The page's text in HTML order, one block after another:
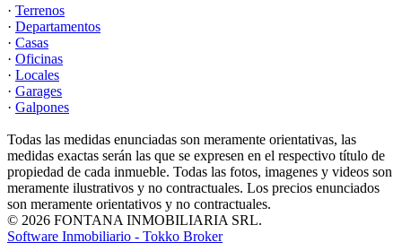
· Terrenos
· Departamentos
· Casas
· Oficinas
· Locales
· Garages
· Galpones
Todas las medidas enunciadas son meramente orientativas, las
medidas exactas serán las que se expresen en el respectivo título de
propiedad de cada inmueble. Todas las fotos, imagenes y videos son
meramente ilustrativos y no contractuales. Los precios enunciados
son meramente orientativos y no contractuales.
© 2026 FONTANA INMOBILIARIA SRL.
Software Inmobiliario - Tokko Broker